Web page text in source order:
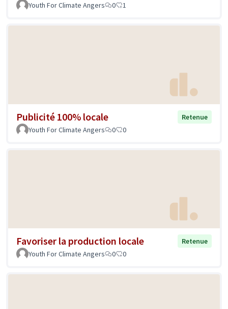
Youth For Climate Angers
0 1
Publicité 100% locale
Retenue
Youth For Climate Angers
0 0
Favoriser la production locale
Retenue
Youth For Climate Angers
0 0